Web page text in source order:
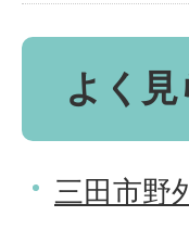
よく
三田市野